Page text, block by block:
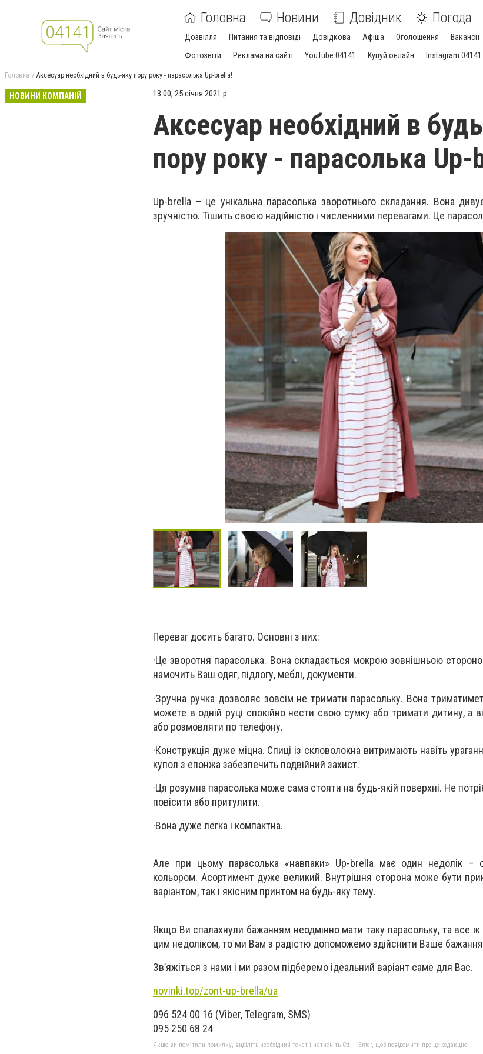
Головна Новини Довідник Погода
Дозвілля Питання та відповіді Довідкова Афіша Оголошення Вакансії
Фотозвіти
Реклама на сайті YouTube 04141 Купуй онлайн Instagram 04141
Головна Аксесуар необхідний в будь-яку пору року - парасолька Up-brella!
НОВИНИ КОМПАНІЙ 13:00, 25 січня 2021 р.
Аксесуар необхідний в
пору року - парасолька
Up-brella – це унікальна парасолька зворотнього складання. Вона
зручністю. Тішить своєю надійністю і численними перевагами. Це
Переваг досить багато. Основні з них:
·Це зворотня парасолька. Вона складається мокрою зовнішньою
намочить Ваш одяг, підлогу, меблі, документи.
·Зручна ручка дозволяє зовсім не тримати парасольку. Вона
можете в одній руці спокійно нести свою сумку або тримати дитину, а
або розмовляти по телефону.
·Конструкція дуже міцна. Спиці із скловолокна витримають навіть
купол з епонжа забезпечить подвійний захист.
·Ця розумна парасолька може сама стояти на будь-якій поверхні. Не
повісити або притулити.
·Вона дуже легка і компактна.
Але при цьому парасолька «навпаки» Up-brella має один недолік –
кольором. Асортимент дуже великий. Внутрішня сторона може бути
варіантом, так і якісним принтом на будь-яку тему.
Якщо Ви спалахнули бажанням неодмінно мати таку парасольку, та все ж
цим недоліком, то ми Вам з радістю допоможемо здійснити Ваше
Зв’яжіться з нами і ми разом підберемо ідеальний варіант саме для Вас.
novinki.top/zont-up-brella/ua
096 524 00 16 (Viber, Telegram, SMS)
095 250 68 24
Якщо ви помітили помилку, виділіть необхідний текст і натисніть Ctrl + Enter, щоб повідомити про це редакцію